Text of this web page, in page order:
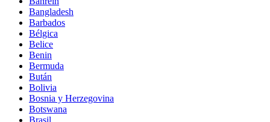
Bangladesh
Barbados
Bélgica
Belice
Benin
Bermuda
Bután
Bolivia
Bosnia y Herzegovina
Botswana
Brasil